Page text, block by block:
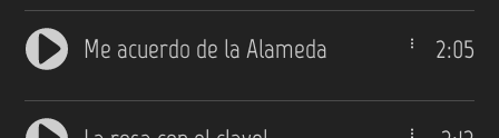
2:05
Me acuerdo de la Alameda